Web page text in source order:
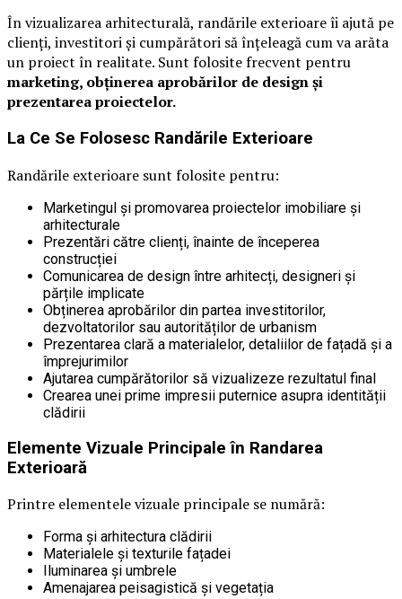
În vizualizarea arhitecturală, randările exterioare îi ajută pe
clienți, investitori și cumpărători să înțeleagă cum va arăta
un proiect în realitate. Sunt folosite frecvent pentru
marketing, obținerea aprobărilor de design și
prezentarea proiectelor.
La Ce Se Folosesc Randările Exterioare
Randările exterioare sunt folosite pentru:
Marketingul și promovarea proiectelor imobiliare și
arhitecturale
Prezentări către clienți, înainte de începerea
construcției
Comunicarea de design între arhitecți, designeri și
părțile implicate
Obținerea aprobărilor din partea investitorilor,
dezvoltatorilor sau autorităților de urbanism
Prezentarea clară a materialelor, detaliilor de fațadă și a
împrejurimilor
Ajutarea cumpărătorilor să vizualizeze rezultatul final
Crearea unei prime impresii puternice asupra identității
clădirii
Elemente Vizuale Principale în Randarea
Exterioară
Printre elementele vizuale principale se numără:
Forma și arhitectura clădirii
Materialele și texturile fațadei
Iluminarea și umbrele
Amenajarea peisagistică și vegetația